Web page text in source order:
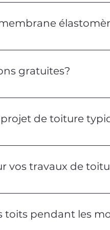
est un type de
gratuites?
pour tous les
de toiture
de la taille et de la
vos travaux de
matériaux et la
toits pendant les